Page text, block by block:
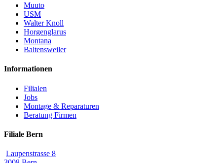
Muuto
USM
Walter Knoll
Horgenglarus
Montana
Baltensweiler
Informationen
Filialen
Jobs
Montage & Reparaturen
Beratung Firmen
Filiale Bern
Laupenstrasse 8